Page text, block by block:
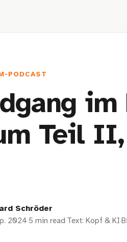
PODCAST
Teil
Schröder
2024·5 min read·Text: Kopf & KI·